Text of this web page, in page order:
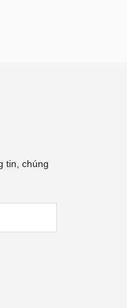
tin, chúng